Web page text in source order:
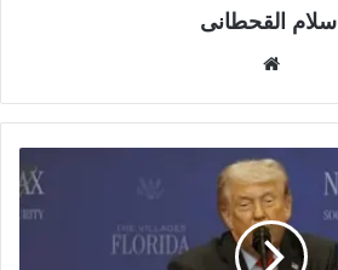
اسلام القحطانى
ق
ع
ا
ل
و